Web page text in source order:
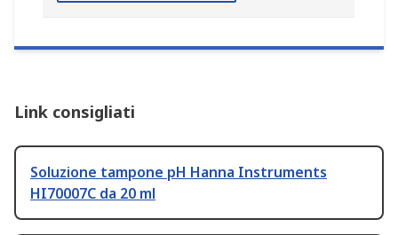
Link consigliati
Soluzione tampone pH Hanna Instruments
HI70007C da 20 ml